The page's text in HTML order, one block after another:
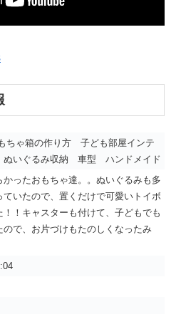
ちゃ箱の作り方 子ども部屋インテ
いぐるみ収納 車型 ハンドメイド
かったおもちゃ達。。ぬいぐるみも多
ていたので、置くだけで可愛いトイボ
！！キャスターも付けて、子どもでも
ので、お片づけもたのしくなったみ